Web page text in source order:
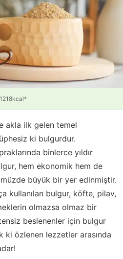
akla ilk gelen temel
ki bulgurdur.
binlerce yıldır
hem ekonomik hem de
büyük bir yer edinmiştir.
kullanılan bulgur, köfte, pilav,
olmazsa olmaz bir
beslenenler için bulgur
ki özlenen lezzetler arasında